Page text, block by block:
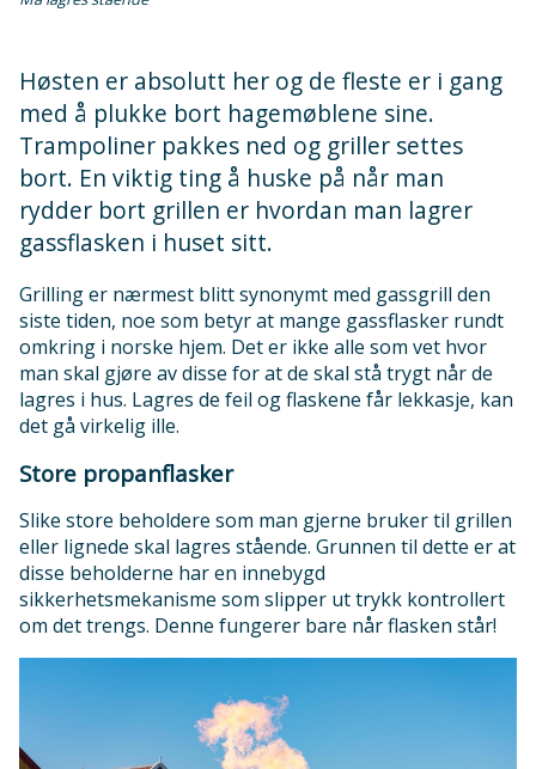
Høsten er absolutt her og de fleste er i gang
med å plukke bort hagemøblene sine.
Trampoliner pakkes ned og griller settes
bort. En viktig ting å huske på når man
rydder bort grillen er hvordan man lagrer
gassflasken i huset sitt.
Grilling er nærmest blitt synonymt med gassgrill den
siste tiden, noe som betyr at mange gassflasker rundt
omkring i norske hjem. Det er ikke alle som vet hvor
man skal gjøre av disse for at de skal stå trygt når de
lagres i hus. Lagres de feil og flaskene får lekkasje, kan
det gå virkelig ille.
Store propanflasker
Slike store beholdere som man gjerne bruker til grillen
eller lignede skal lagres stående. Grunnen til dette er at
disse beholderne har en innebygd
sikkerhetsmekanisme som slipper ut trykk kontrollert
om det trengs. Denne fungerer bare når flasken står!